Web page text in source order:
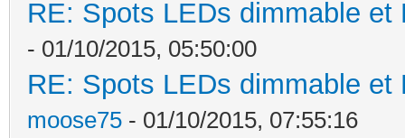
RE: Spots LEDs dimmable
- 01/10/2015, 05:50:00
RE: Spots LEDs dimmable
moose75 - 01/10/2015, 07:55:16